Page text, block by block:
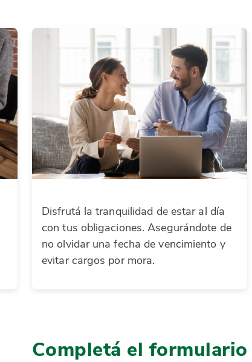
Disfrutá la tranquilidad de estar al día
con tus obligaciones. Asegurándote de
no olvidar una fecha de vencimiento y
evitar cargos por mora.
Completá el formulario